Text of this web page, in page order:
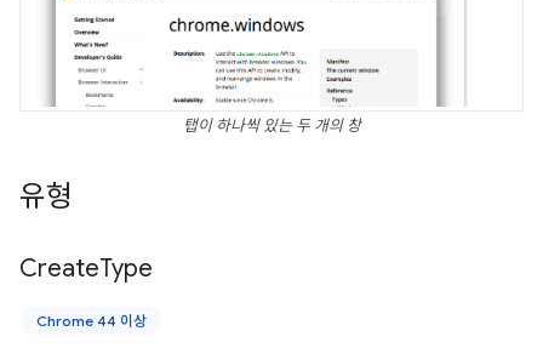
탭이 하나씩 있는 두 개의 창
유형
CreateType
Chrome 44 이상